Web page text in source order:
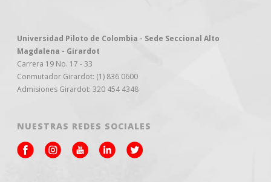
Universidad Piloto de Colombia - Sede Seccional Alto
Magdalena - Girardot
Carrera 19 No. 17 - 33
Conmutador Girardot: (1) 836 0600
Admisiones Girardot: 320 454 4348
NUESTRAS REDES SOCIALES